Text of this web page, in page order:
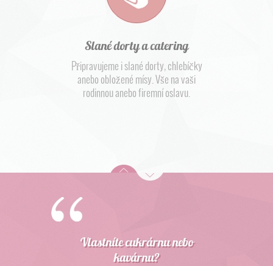
Slané dorty a catering
Připravujeme i slané dorty, chlebíčky
anebo obložené mísy. Vše na vaši
rodinnou anebo firemní oslavu.
Vlastníte cukrárnu nebo
kavárnu?